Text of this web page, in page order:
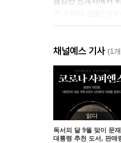
산포수 의병부대 대
삼아 회유작전 벌이
4장 간도와 블라디
한민족의 고토, 간
근을 만나다│‘13도
봉밀산에서 둔전병으
채널예스 기사 (1
읽다
독서의 달 9월 맞이 문
대통령 추천 도서, 판매